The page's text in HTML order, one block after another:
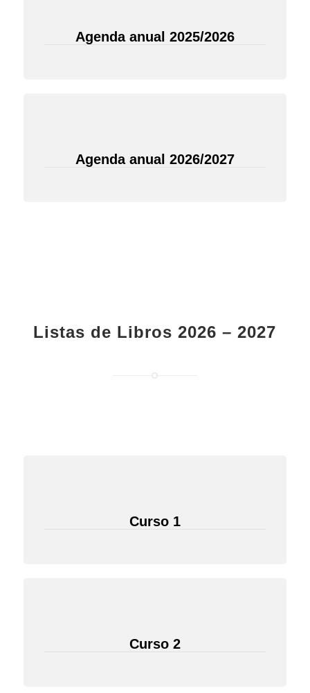
Agenda anual 2025/2026
Agenda anual 2026/2027
Listas de Libros 2026 – 2027
Curso 1
Curso 2